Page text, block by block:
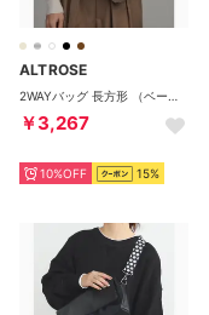
ALTROSE
￥3,267
10%OFF 15%